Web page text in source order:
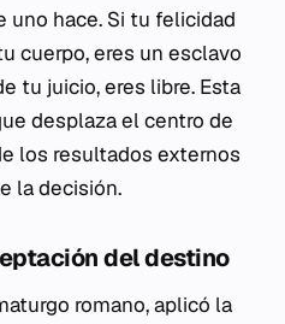
uno hace. Si tu felicidad
cuerpo, eres un esclavo
tu juicio, eres libre. Esta
desplaza el centro de
los resultados externos
la decisión.
del destino
romano, aplicó la